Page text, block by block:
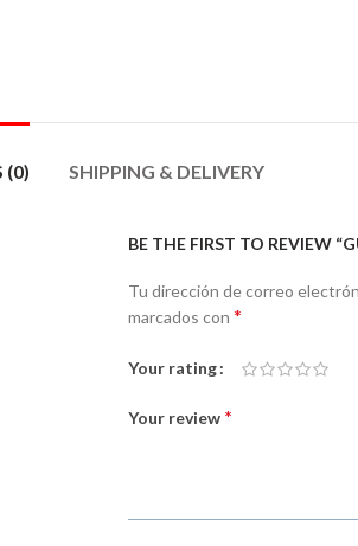
(0) SHIPPING & DELIVERY
BE THE FIRST TO REVIEW
Tu dirección de correo
marcados con *
Your rating
Your review *